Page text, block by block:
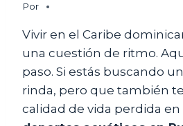
Por
Vivir en el Caribe
una cuestión de ritmo.
paso. Si estás buscando
rinda, pero que también
calidad de vida perdida en